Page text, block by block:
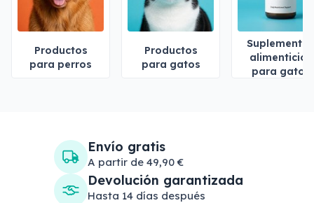
Productos
para perros
Productos
para gatos
Suplementos
alimenticios
para gatos
Envío gratis
A partir de 49,90 €
Devolución garantizada
Hasta 14 días después